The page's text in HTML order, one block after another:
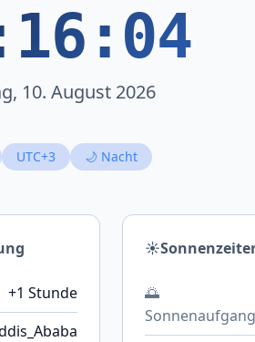
10. August 2026
UTC+3 🌙 Nacht
+1 Stunde
☀️
🌅
Sonnenaufgang